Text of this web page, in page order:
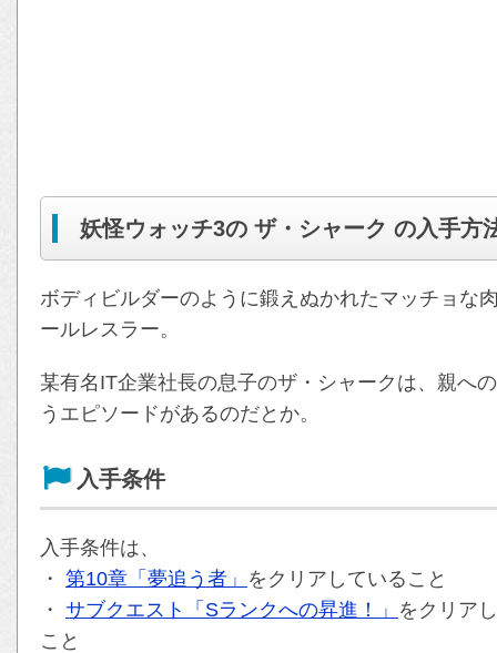
妖怪ウォッチ3の ザ・シャーク の入手方
ボディビルダーのように鍛えぬかれたマッチョな
ールレスラー。
某有名IT企業社長の息子のザ・シャークは、親へ
うエピソードがあるのだとか。
入手条件
入手条件は、
・ 第10章「夢追う者」 をクリアしていること
・ サブクエスト「Sランクへの昇進！」 をクリア
こと